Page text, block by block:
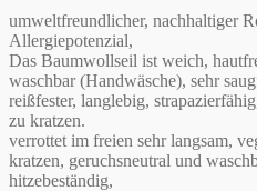
umweltfreundlicher, nachhaltiger
Allergiepotenzial,
Das Baumwollseil ist weich,
waschbar (Handwäsche), sehr
reißfester, langlebig,
zu kratzen.
verrottet im freien sehr langsam,
kratzen, geruchsneutral und
hitzebeständig,